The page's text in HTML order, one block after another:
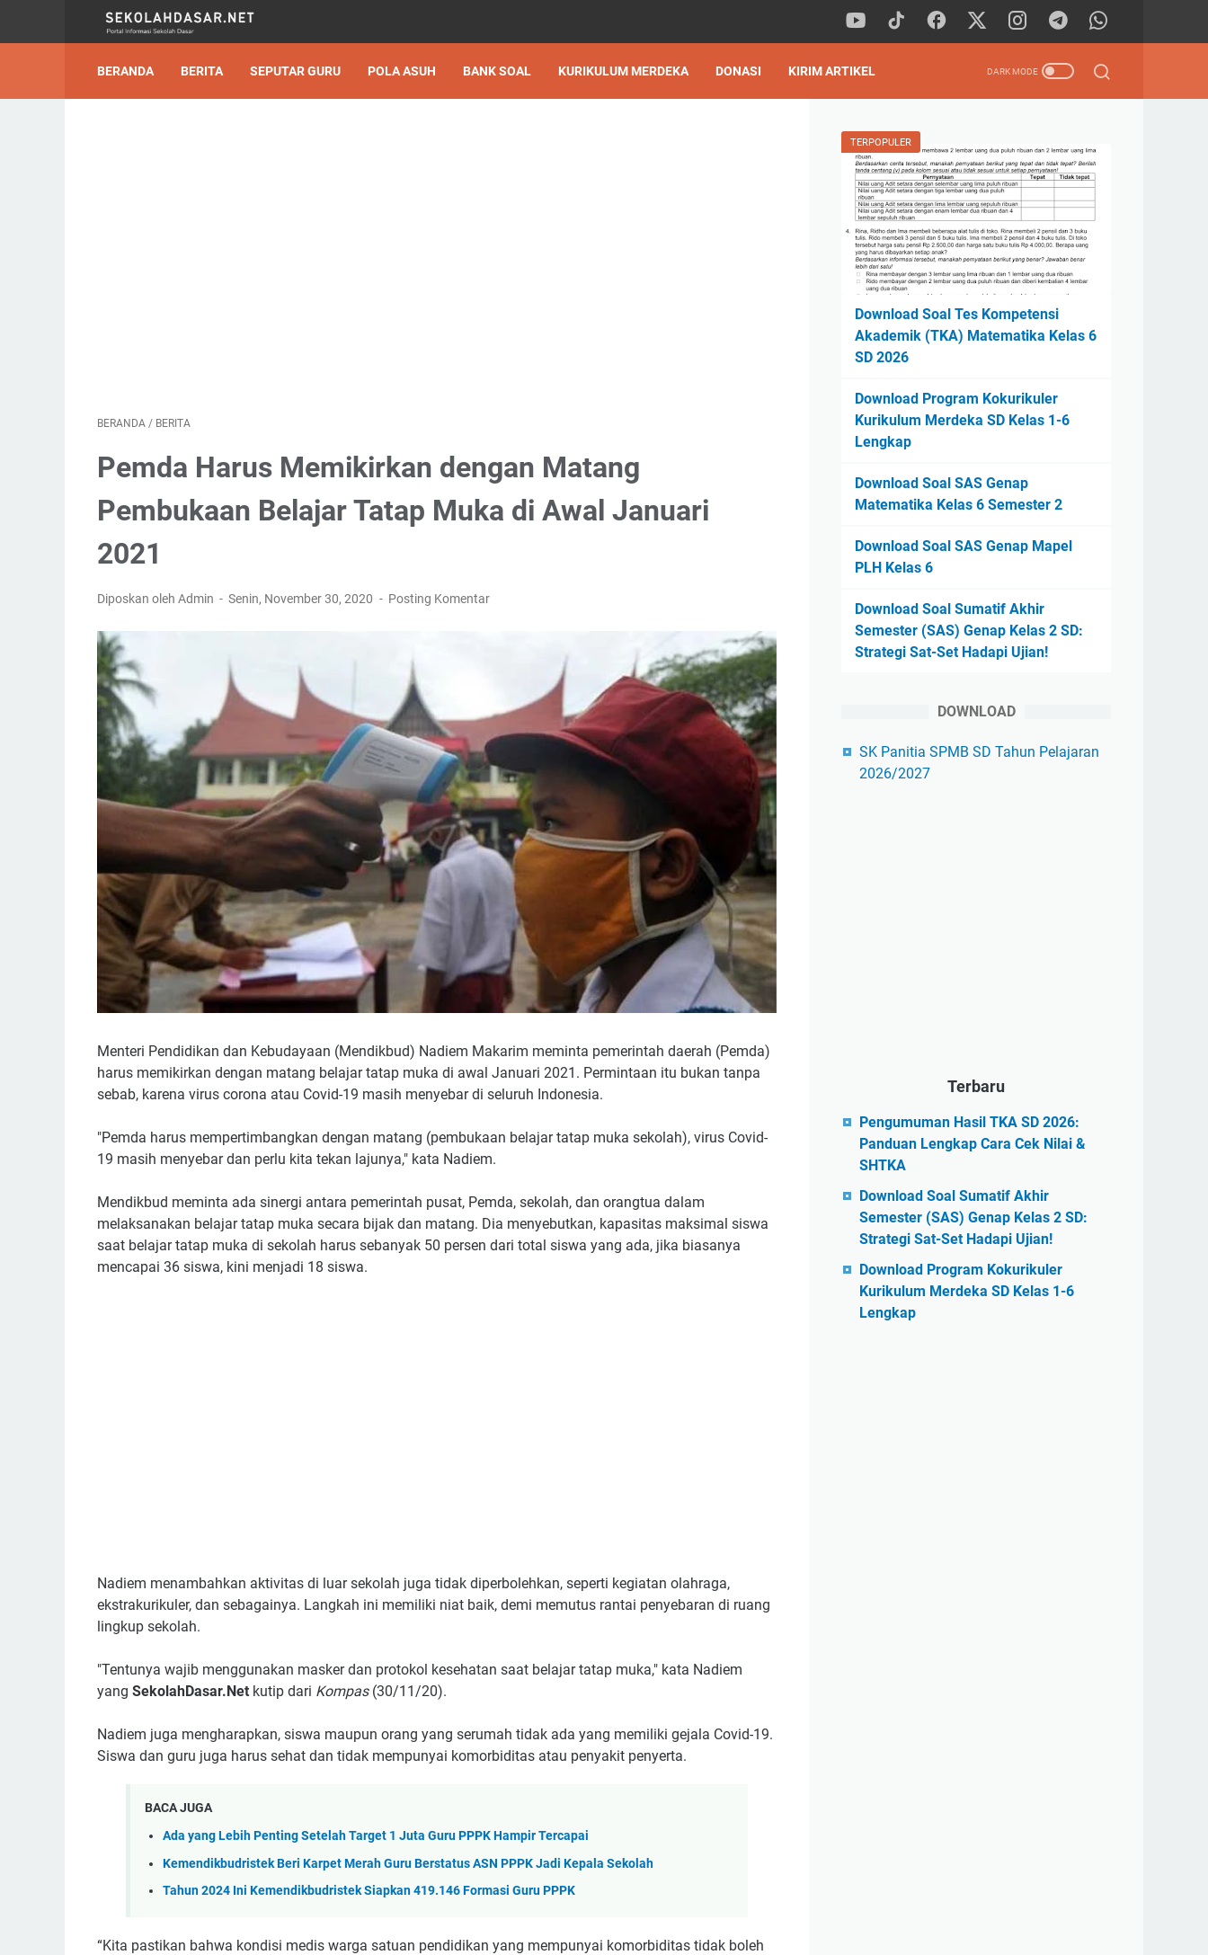
BERANDA BERITA SEPUTAR GURU POLA ASUH BANK SOAL KURIKULUM MERDEKA DONASI KIRIM ARTIKEL
BERANDA / BERITA
Pemda Harus Memikirkan dengan Matang
Pembukaan Belajar Tatap Muka di Awal Januari
2021
Diposkan oleh Admin Senin, November 30, 2020 Posting Komentar
Menteri Pendidikan dan Kebudayaan (Mendikbud) Nadiem Makarim meminta pemerintah daerah (Pemda)
harus memikirkan dengan matang belajar tatap muka di awal Januari 2021. Permintaan itu bukan tanpa
sebab, karena virus corona atau Covid-19 masih menyebar di seluruh Indonesia.
"Pemda harus mempertimbangkan dengan matang (pembukaan belajar tatap muka sekolah), virus Covid-
19 masih menyebar dan perlu kita tekan lajunya," kata Nadiem.
Mendikbud meminta ada sinergi antara pemerintah pusat, Pemda, sekolah, dan orangtua dalam
melaksanakan belajar tatap muka secara bijak dan matang. Dia menyebutkan, kapasitas maksimal siswa
saat belajar tatap muka di sekolah harus sebanyak 50 persen dari total siswa yang ada, jika biasanya
mencapai 36 siswa, kini menjadi 18 siswa.
Nadiem menambahkan aktivitas di luar sekolah juga tidak diperbolehkan, seperti kegiatan olahraga,
ekstrakurikuler, dan sebagainya. Langkah ini memiliki niat baik, demi memutus rantai penyebaran di ruang
lingkup sekolah.
"Tentunya wajib menggunakan masker dan protokol kesehatan saat belajar tatap muka," kata Nadiem
yang SekolahDasar.Net kutip dari Kompas(30/11/20).
Nadiem juga mengharapkan, siswa maupun orang yang serumah tidak ada yang memiliki gejala Covid-19.
Siswa dan guru juga harus sehat dan tidak mempunyai komorbiditas atau penyakit penyerta.
BACA JUGA
Ada yang Lebih Penting Setelah Target 1 Juta Guru PPPK Hampir Tercapai
Kemendikbudristek Beri Karpet Merah Guru Berstatus ASN PPPK Jadi Kepala Sekolah
Tahun 2024 Ini Kemendikbudristek Siapkan 419.146 Formasi Guru PPPK
“Kita pastikan bahwa kondisi medis warga satuan pendidikan yang mempunyai komorbiditas tidak boleh
TERPOPULER
Download Soal Tes Kompetensi
Akademik (TKA) Matematika Kelas 6
SD 2026
Download Program Kokurikuler
Kurikulum Merdeka SD Kelas 1-6
Lengkap
Download Soal SAS Genap
Matematika Kelas 6 Semester 2
Download Soal SAS Genap Mapel
PLH Kelas 6
Download Soal Sumatif Akhir
Semester (SAS) Genap Kelas 2 SD:
Strategi Sat-Set Hadapi Ujian!
DOWNLOAD
SK Panitia SPMB SD Tahun Pelajaran
2026/2027
Terbaru
Pengumuman Hasil TKA SD 2026:
Panduan Lengkap Cara Cek Nilai &
SHTKA
Download Soal Sumatif Akhir
Semester (SAS) Genap Kelas 2 SD:
Strategi Sat-Set Hadapi Ujian!
Download Program Kokurikuler
Kurikulum Merdeka SD Kelas 1-6
Lengkap